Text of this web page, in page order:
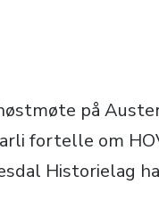
på
fortelle om
Historielag